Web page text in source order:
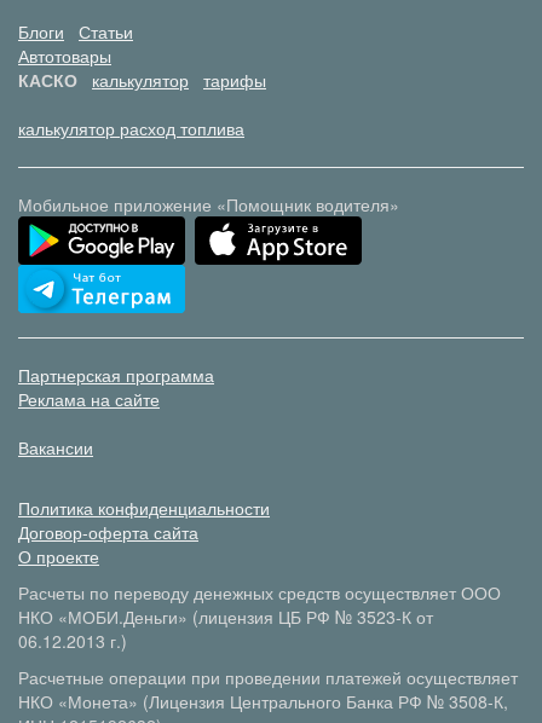
Блоги
Статьи
Автотовары
КАСКО
калькулятор тарифы
калькулятор расход топлива
Мобильное приложение «Помощник водителя»
Партнерская программа
Реклама на сайте
Вакансии
Политика конфиденциальности
Договор-оферта сайта
О проекте
Расчеты по переводу денежных средств осуществляет ООО
НКО «МОБИ.Деньги» (лицензия ЦБ РФ № 3523-К от
06.12.2013 г.)
Расчетные операции при проведении платежей осуществляет
НКО «Монета» (Лицензия Центрального Банка РФ № 3508-К,